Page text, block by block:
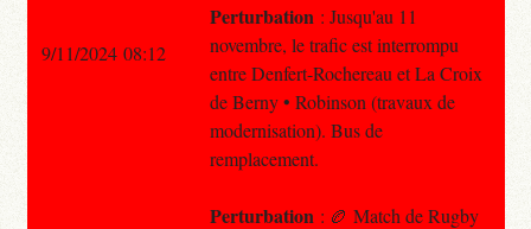
Perturbation : Jusqu'au 11
novembre, le trafic est interrompu
entre Denfert-Rochereau et La Croix
de Berny • Robinson (travaux de
modernisation). Bus de
remplacement.
Perturbation : 🏉 Match de Rugby
9/11/2024 08:12